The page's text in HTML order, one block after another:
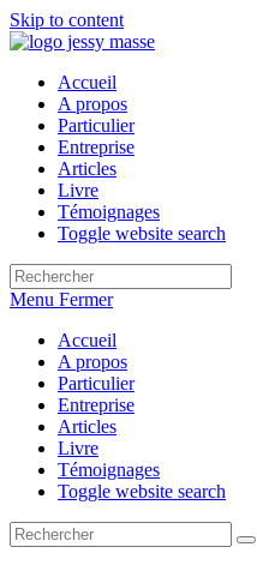
Skip to content
Accueil
A propos
Particulier
Entreprise
Articles
Livre
Témoignages
Toggle website search
Menu Fermer
Accueil
A propos
Particulier
Entreprise
Articles
Livre
Témoignages
Toggle website search